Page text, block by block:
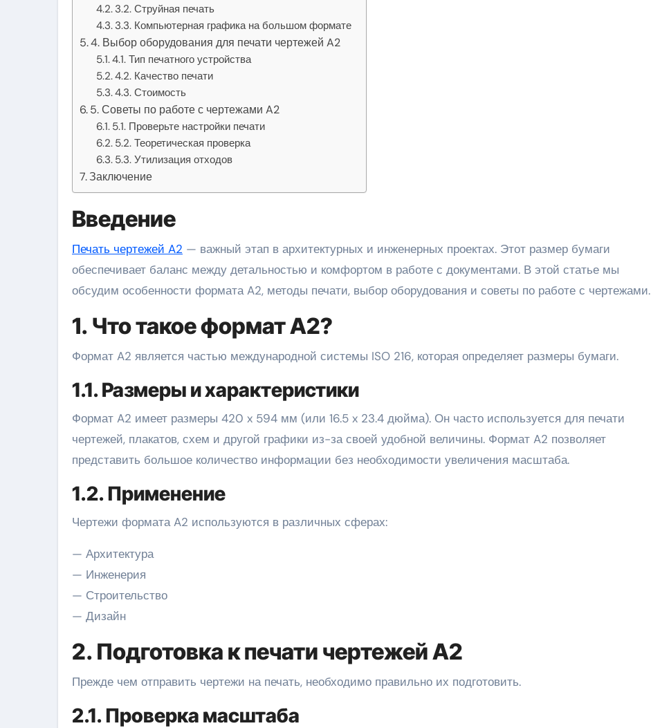
3.2. Струйная печать
3.3. Компьютерная графика на большом формате
4. Выбор оборудования для печати чертежей A2
4.1. Тип печатного устройства
4.2. Качество печати
4.3. Стоимость
5. Советы по работе с чертежами A2
5.1. Проверьте настройки печати
5.2. Теоретическая проверка
5.3. Утилизация отходов
Заключение
Введение
Печать чертежей A2 — важный этап в архитектурных и инженерных проектах. Этот размер бумаги
обеспечивает баланс между детальностью и комфортом в работе с документами. В этой статье мы
обсудим особенности формата A2, методы печати, выбор оборудования и советы по работе с чертежами.
1. Что такое формат A2?
Формат A2 является частью международной системы ISO 216, которая определяет размеры бумаги.
1.1. Размеры и характеристики
Формат A2 имеет размеры 420 x 594 мм (или 16.5 x 23.4 дюйма). Он часто используется для печати
чертежей, плакатов, схем и другой графики из-за своей удобной величины. Формат A2 позволяет
представить большое количество информации без необходимости увеличения масштаба.
1.2. Применение
Чертежи формата A2 используются в различных сферах:
— Архитектура
— Инженерия
— Строительство
— Дизайн
2. Подготовка к печати чертежей A2
Прежде чем отправить чертежи на печать, необходимо правильно их подготовить.
2.1. Проверка масштаба